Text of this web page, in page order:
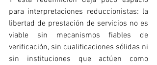
para interpretaciones reduccionistas: la
libertad de prestación de servicios no es
viable sin mecanismos fiables de
verificación, sin cualificaciones sólidas ni
sin instituciones que actúen como